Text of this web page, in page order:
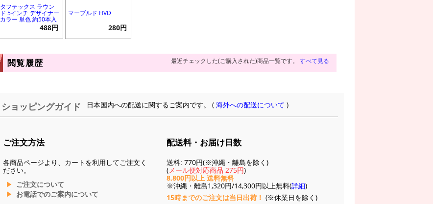
タフテックス ラウン
ド 5インチ デザイナー
カラー 単色 約50本入
488円
マーブルド HVD
280円
閲覧履歴 最近チェックした(ご購入された)商品一覧です。 すべて見る
ショッピングガイド 日本国内への配送に関するご案内です。 (海外への配送について )
ご注文方法
各商品ページより、カートを利用してご注文く
ださい。
ご注文について
お電話でのご案内について
配送料・お届け日数
送料: 770円(※沖縄・離島を除く)
(メール便対応商品 275円)
8,800円以上 送料無料
※沖縄・離島1,320円/14,300円以上無料(詳細)
15時までのご注文は当日出荷！ (※休業日を除く)